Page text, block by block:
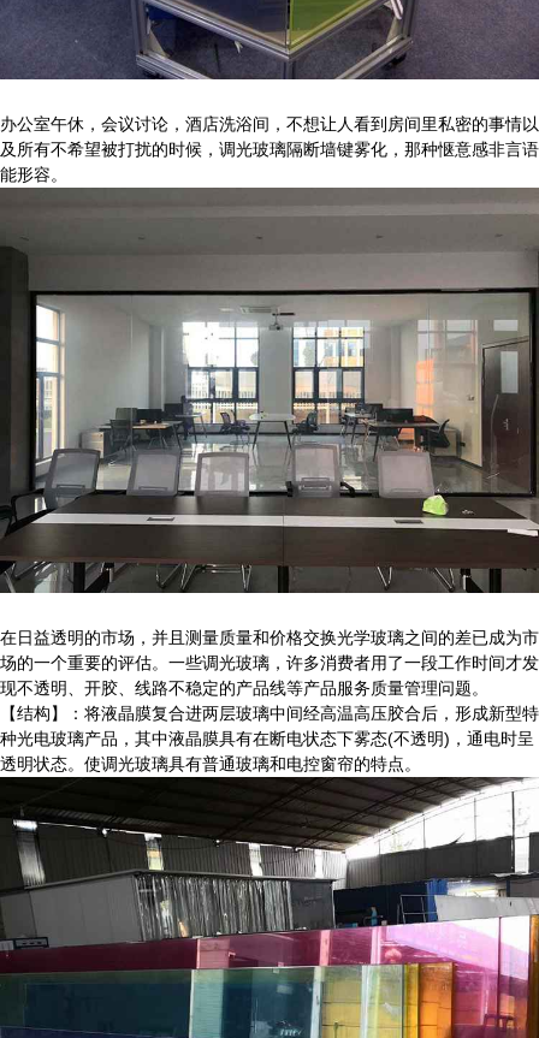
办公室午休，会议讨论，酒店洗浴间，不想让人看到房间里私密的事情以
及所有不希望被打扰的时候，调光玻璃隔断墙键雾化，那种惬意感非言语
能形容。
在日益透明的市场，并且测量质量和价格交换光学玻璃之间的差已成为市
场的一个重要的评估。一些调光玻璃，许多消费者用了一段工作时间才发
现不透明、开胶、线路不稳定的产品线等产品服务质量管理问题。
【结构】：将液晶膜复合进两层玻璃中间经高温高压胶合后，形成新型特
种光电玻璃产品，其中液晶膜具有在断电状态下雾态(不透明)，通电时呈
透明状态。使调光玻璃具有普通玻璃和电控窗帘的特点。